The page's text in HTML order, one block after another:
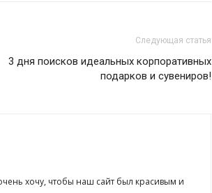
Следующая статья
3 дня поисков идеальных корпоративных
подарков и сувениров!
хочу, чтобы наш сайт был красивым и